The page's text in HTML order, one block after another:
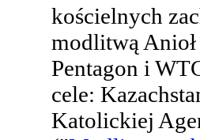
kościelnych
modlitwą
Pentagon i
cele:
Katolickiej